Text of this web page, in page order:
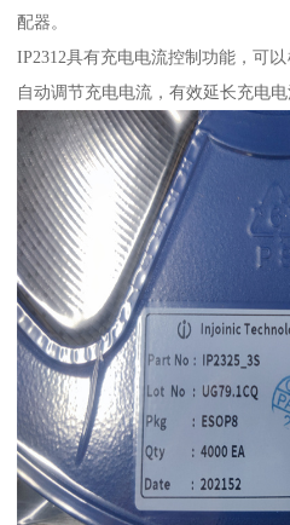
配器。
IP2312具有充电电流控制功能，可
自动调节充电电流，有效延长充电电